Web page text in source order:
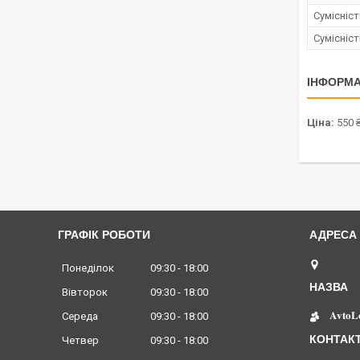
Ціна: 550
ГРАФІК РОБОТИ
Понеділок 09:30
18:00
Вівторок
09:30
18:00
Середа
09:30
18:00
Четвер
09:30
18:00